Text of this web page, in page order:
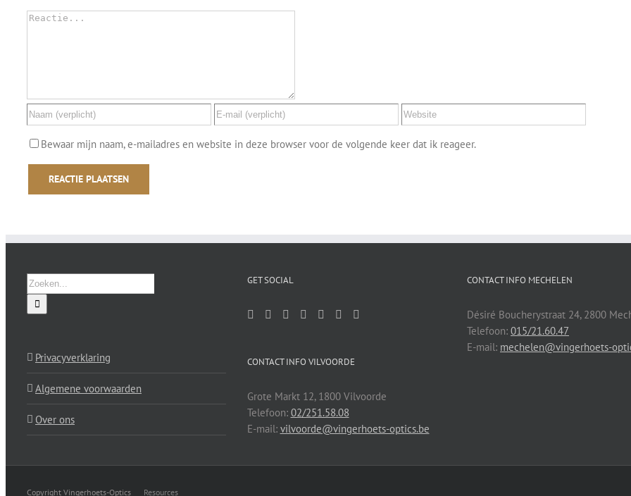
Reactie
Bewaar mijn naam, e-mailadres en website in deze browser voor de volgende keer dat ik reageer.
Zoeken
naar:
Privacyverklaring
Algemene voorwaarden
Over ons
GET SOCIAL CONTACT INFO MECHELEN
Désiré Boucherystraat 24, 2800
Telefoon: 015/21.60.47
E-mail: mechelen@vingerhoets-
CONTACT INFO VILVOORDE
Grote Markt 12, 1800 Vilvoorde
Telefoon: 02/251.58.08
E-mail: vilvoorde@vingerhoets-optics.be
Copyright Vingerhoets-Optics Resources